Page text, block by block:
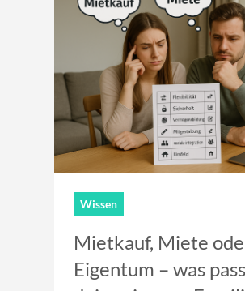
Wissen
Mietkauf, Miete
Eigentum – was